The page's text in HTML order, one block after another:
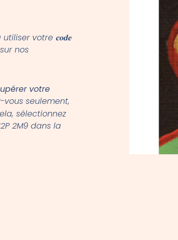
utiliser votre 𝐜𝐨𝐝𝐞
nos
votre
seulement,
sélectionnez
2M9 dans la